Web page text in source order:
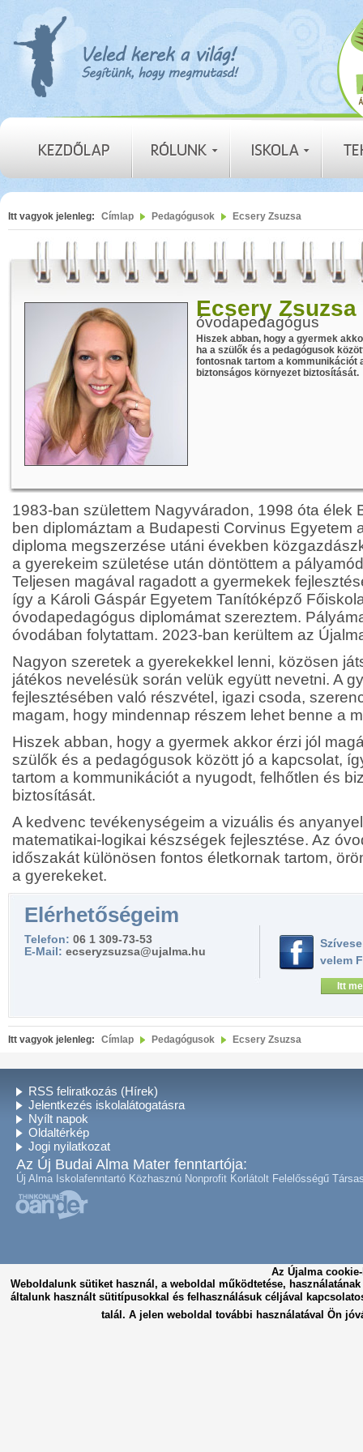
Itt vagyok jelenleg: Címlap Pedagógusok Ecsery Zsuzsa
Ecsery Zsuzsa
óvodapedagógus
Hiszek abban, hogy a gyermek
ha a szülők és a pedagógusok
fontosnak tartom a kommunikációt
biztonságos környezet biztosítását.
1983-ban születtem Nagyváradon, 1998 óta élek
ben diplomáztam a Budapesti Corvinus Egyetem
diploma megszerzése utáni években
a gyerekeim születése után döntöttem a
Teljesen magával ragadott a gyermekek
így a Károli Gáspár Egyetem Tanítóképző
óvodapedagógus diplomámat szereztem.
óvodában folytattam. 2023-ban kerültem az
Nagyon szeretek a gyerekekkel lenni, közösen
játékos nevelésük során velük együtt nevetni. A
fejlesztésében való részvétel, igazi csoda,
magam, hogy mindennap részem lehet benne a
Hiszek abban, hogy a gyermek akkor érzi jól
szülők és a pedagógusok között jó a kapcsolat,
tartom a kommunikációt a nyugodt, felhőtlen és
biztosítását.
A kedvenc tevékenységeim a vizuális és
matematikai-logikai készségek fejlesztése. Az
időszakát különösen fontos életkornak tartom,
a gyerekeket.
Elérhetőségeim
Telefon: 06 1 309-73-53
E-Mail: ecseryzsuzsa@ujalma.hu
velem
Itt
Itt vagyok jelenleg: Címlap Pedagógusok Ecsery Zsuzsa
RSS feliratkozás (Hírek)
Jelentkezés iskolalátogatásra
Nyílt napok
Oldaltérkép
Jogi nyilatkozat
Az Új Budai Alma Mater fenntartója:
Új Alma Iskolafenntartó Közhasznú Nonprofit Korlátolt Felelősségű
Weboldalunk sütiket használ, a weboldal működtetése,
általunk használt sütitípusokkal és felhasználásuk céljával
talál. A jelen weboldal további használatával Ön
Az Újalma